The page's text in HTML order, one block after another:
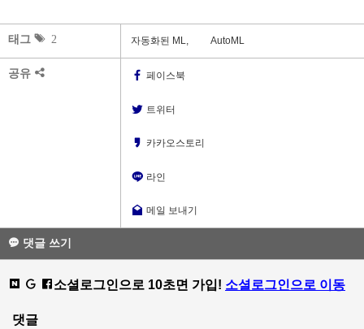
태그 2 자동화된 ML, AutoML
공유 페이스북
트위터
카카오스토리
라인
메일 보내기
댓글 쓰기
소셜로그인으로 10초면 가입! 소셜로그인으로 이동
댓글